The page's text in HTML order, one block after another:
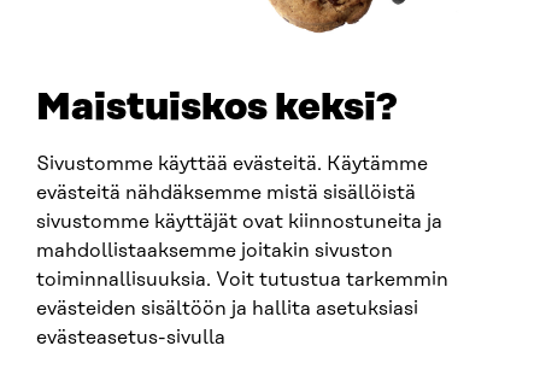
Maistuiskos keksi?
Sivustomme käyttää evästeitä. Käytämme
evästeitä nähdäksemme mistä sisällöistä
sivustomme käyttäjät ovat kiinnostuneita ja
mahdollistaaksemme joitakin sivuston
toiminnallisuuksia. Voit tutustua tarkemmin
evästeiden sisältöön ja hallita asetuksiasi
evästeasetus-sivulla
firstname.lastname@sitra.fi
SITRA ON SOCIAL MEDIA
LinkedIn
Instagram